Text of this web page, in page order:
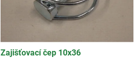
ů
Zajišťovací čep 10x36